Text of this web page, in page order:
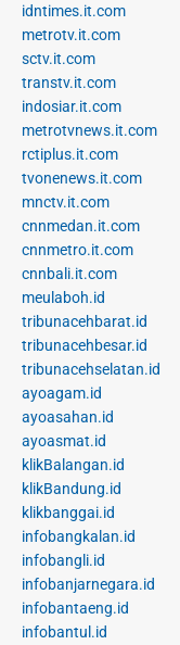
idntimes.it.com
metrotv.it.com
sctv.it.com
transtv.it.com
indosiar.it.com
metrotvnews.it.com
rctiplus.it.com
tvonenews.it.com
mnctv.it.com
cnnmedan.it.com
cnnmetro.it.com
cnnbali.it.com
meulaboh.id
tribunacehbarat.id
tribunacehbesar.id
tribunacehselatan.id
ayoagam.id
ayoasahan.id
ayoasmat.id
klikBalangan.id
klikBandung.id
klikbanggai.id
infobangkalan.id
infobangli.id
infobanjarnegara.id
infobantaeng.id
infobantul.id